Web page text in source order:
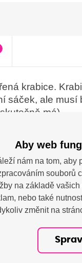
krabice.
sáček, ale
má).
Kyocera -
Aby web
nám na tom, aby
souborů
na základě
nebo také
změnit na